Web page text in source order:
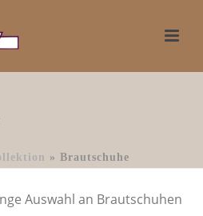
» Brautschuhe
Auswahl an Brautschuhen